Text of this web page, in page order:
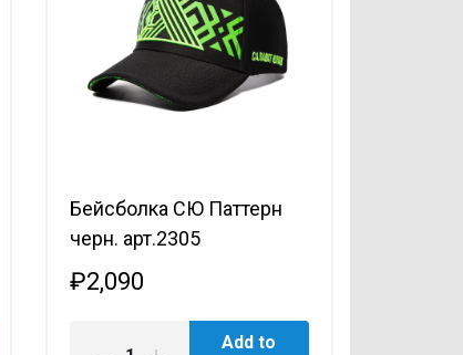
Бейсболка СЮ Паттерн
черн. арт.2305
₽2,090
Add to